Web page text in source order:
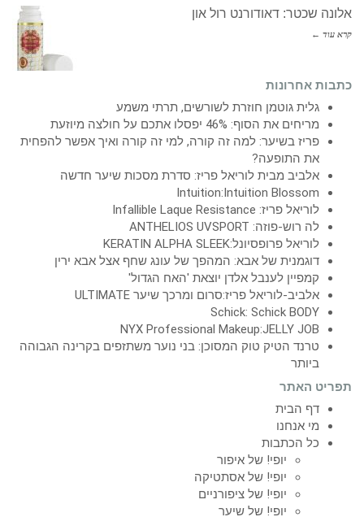
אלונה שכטר: דאודורנט רול און
קרא עוד ←
כתבות אחרונות
גלית גוטמן חוזרת לשורשים, תרתי משמע
מריחים את הסוף: 46% יפסלו אתכם על חולצה מיוזעת
פריז בשיער: למה זה קורה, למי זה קורה ואיך אפשר להפחית
את התופעה?
אלביב מבית לוריאל פריז: סדרת מסכות שיער חדשה
Intuition:Intuition Blossom
לוריאל פריז: Infallible Laque Resistance
לה רוש-פוזה: ANTHELIOS UVSPORT
לוריאל פרופסיונל:KERATIN ALPHA SLEEK
דוגמנית של אבא: המהפך של עונג שחף אצל אבא ירין
קמפיין לענבל אלדן יוצאת 'האח הגדול'
אלביב-לוריאל פריז:סרום ומרכך שיער ULTIMATE
Schick: Schick BODY
NYX Professional Makeup:JELLY JOB
טרנד הטיק טוק המסוכן: בני נוער משתזפים בקרינה הגבוהה
ביותר
תפריט האתר
דף הבית
מי אנחנו
כל הכתבות
יופי! של איפור
יופי! של אסתטיקה
יופי! של ציפורניים
יופי! של שיער